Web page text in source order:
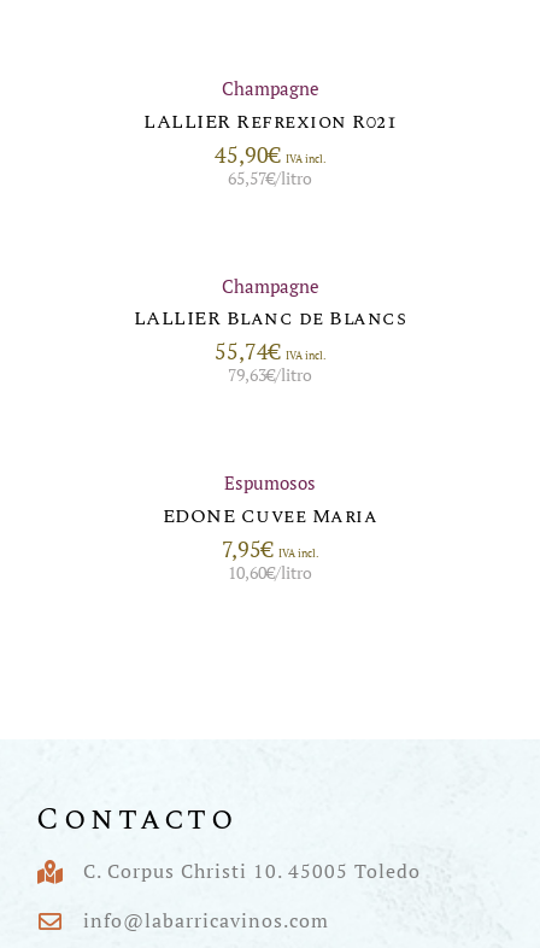
Champagne
LALLIER Refrexion R021
45,90€ IVA incl.
65,57€/litro
Champagne
LALLIER Blanc de Blancs
55,74€ IVA incl.
79,63€/litro
Espumosos
EDONE Cuvee Maria
7,95€ IVA incl.
10,60€/litro
Contacto
C. Corpus Christi 10. 45005 Toledo
info@labarricavinos.com